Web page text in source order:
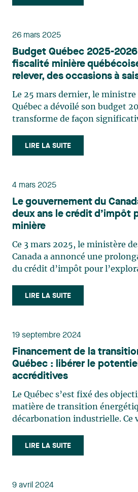
minéral critique déterminées
26 mars 2025
Budget Québec 2025-
fiscalité minière
relever, des occasions à
Le 25 mars dernier, le ministre
Québec a dévoilé son budget
transforme de façon
apporte des changements
actions accréditives ainsi
LIRE LA SUITE
4 mars 2025
Le gouvernement du
deux ans le crédit d’impôt
minière
Ce 3 mars 2025, le ministère
Canada a annoncé une
du crédit d’impôt pour
investissent dans des actions
prolongation a pour effet de
LIRE LA SUITE
19 septembre 2024
Financement de la
Québec : libérer le
accréditives
Le Québec s’est fixé des
matière de transition
décarbonation industrielle. Ce
où notre consommation
rapidement sous l’effet cumulé
LIRE LA SUITE
9 avril 2024